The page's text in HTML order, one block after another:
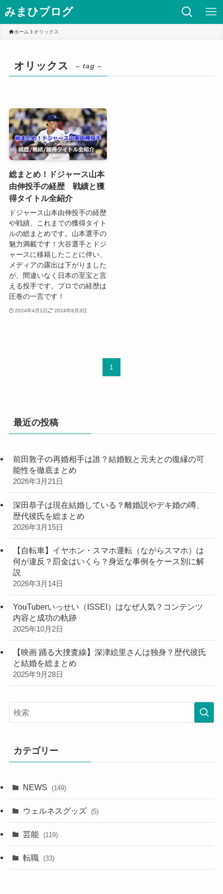
みまひブログ
ホーム オリックス
オリックス – tag –
総まとめ！ドジャース山本
由伸投手の経歴 戦績と獲
得タイトル全紹介
ドジャース山本由伸投手の経歴
や戦績、これまでの獲得タイト
ルの総まとめです。山本選手の
魅力満載です！大谷選手とドジ
ャースに移籍したことに伴い、
メディアの露出は下がりました
が、間違いなく日本の至宝と言
える投手です。プロでの経歴は
圧巻の一言です！
2024年4月1日 2024年8月3日
1
最近の投稿
前田敦子の再婚相手は誰？結婚観と元夫との復縁の可
能性を徹底まとめ
2026年3月21日
深田恭子は現在結婚している？離婚説やデキ婚の噂、
歴代彼氏を総まとめ
2026年3月15日
【自転車】イヤホン・スマホ運転（ながらスマホ）は
何が違反？罰金はいくら？身近な事例をケース別に解
説
2026年3月14日
YouTuberいっせい（ISSEI）はなぜ人気？コンテンツ
内容と成功の軌跡
2025年10月2日
【映画 踊る大捜査線】深津絵里さんは独身？歴代彼氏
と結婚を総まとめ
2025年9月28日
カテゴリー
NEWS (149)
ウェルネスグッズ (5)
芸能 (119)
転職 (33)